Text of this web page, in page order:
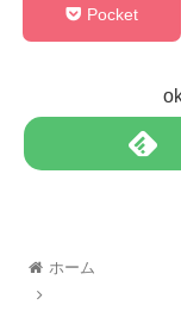
Pocket
ホーム